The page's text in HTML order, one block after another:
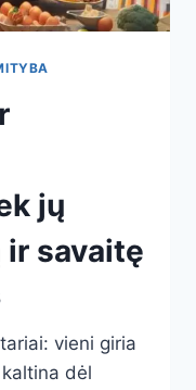
jų
ir savaitę
vieni giria
dėl